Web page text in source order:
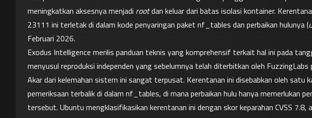
meningkatkan aksesnya menjadi root dan keluar dari batas isolasi kontainer.
23111 ini terletak di dalam kode penyaringan paket nf_tables dan perbaikan hulunya (
Februari 2026.
Exodus Intelligence merilis panduan teknis yang komprehensif terkait hal ini pada
menyusul reproduksi independen yang sebelumnya telah diterbitkan oleh FuzzingLabs
Akar dari kelemahan sistem ini sangat terpusat. Kerentanan ini disebabkan oleh satu
pemeriksaan terbalik di dalam nf_tables, di mana perbaikan hulu hanya memerlukan
tersebut. Ubuntu mengklasifikasikan kerentanan ini dengan skor keparahan CVSS